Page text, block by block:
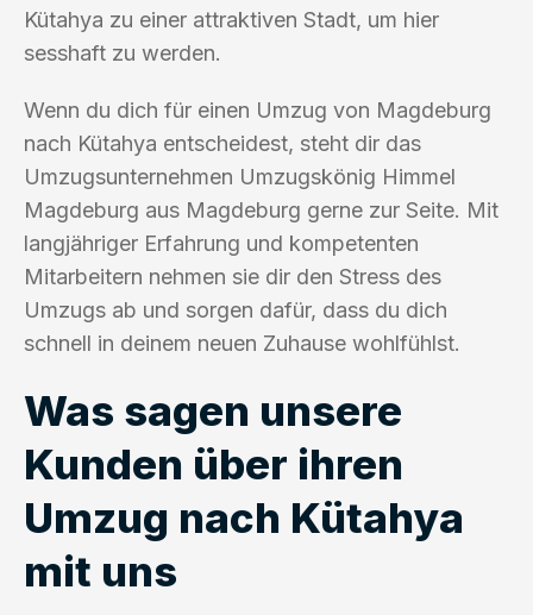
Kütahya zu einer attraktiven Stadt, um hier
sesshaft zu werden.
Wenn du dich für einen Umzug von Magdeburg
nach Kütahya entscheidest, steht dir das
Umzugsunternehmen Umzugskönig Himmel
Magdeburg aus Magdeburg gerne zur Seite. Mit
langjähriger Erfahrung und kompetenten
Mitarbeitern nehmen sie dir den Stress des
Umzugs ab und sorgen dafür, dass du dich
schnell in deinem neuen Zuhause wohlfühlst.
Was sagen unsere
Kunden über ihren
Umzug nach Kütahya
mit uns